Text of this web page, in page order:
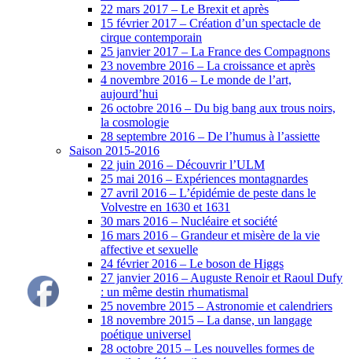
22 mars 2017 – Le Brexit et après
15 février 2017 – Création d’un spectacle de
cirque contemporain
25 janvier 2017 – La France des Compagnons
23 novembre 2016 – La croissance et après
4 novembre 2016 – Le monde de l’art,
aujourd’hui
26 octobre 2016 – Du big bang aux trous noirs,
la cosmologie
28 septembre 2016 – De l’humus à l’assiette
Saison 2015-2016
22 juin 2016 – Découvrir l’ULM
25 mai 2016 – Expériences montagnardes
27 avril 2016 – L’épidémie de peste dans le
Volvestre en 1630 et 1631
30 mars 2016 – Nucléaire et société
16 mars 2016 – Grandeur et misère de la vie
affective et sexuelle
24 février 2016 – Le boson de Higgs
27 janvier 2016 – Auguste Renoir et Raoul Dufy
: un même destin rhumatismal
25 novembre 2015 – Astronomie et calendriers
18 novembre 2015 – La danse, un langage
poétique universel
28 octobre 2015 – Les nouvelles formes de